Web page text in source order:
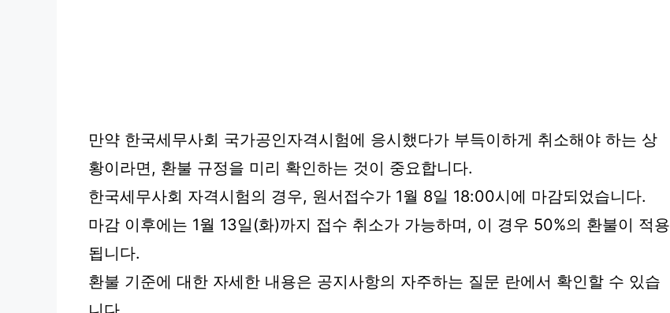
만약 한국세무사회 국가공인자격시험에 응시했다가 부득이하게 취소해야 하는 상
황이라면, 환불 규정을 미리 확인하는 것이 중요합니다.
한국세무사회 자격시험의 경우, 원서접수가 1월 8일 18:00시에 마감되었습니다.
마감 이후에는 1월 13일(화)까지 접수 취소가 가능하며, 이 경우 50%의 환불이 적용
됩니다.
환불 기준에 대한 자세한 내용은 공지사항의 자주하는 질문 란에서 확인할 수 있습